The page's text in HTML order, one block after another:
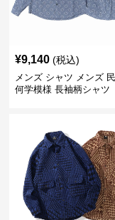
¥9,140 (税込)
メンズ シャツ メンズ
何学模様 長袖柄シャツ